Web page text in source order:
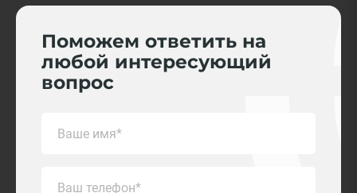
Поможем ответить на
любой интересующий
вопрос